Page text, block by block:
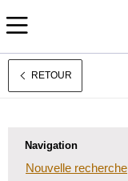
Deutsch
RETOUR
Navigation
Nouvelle recherche